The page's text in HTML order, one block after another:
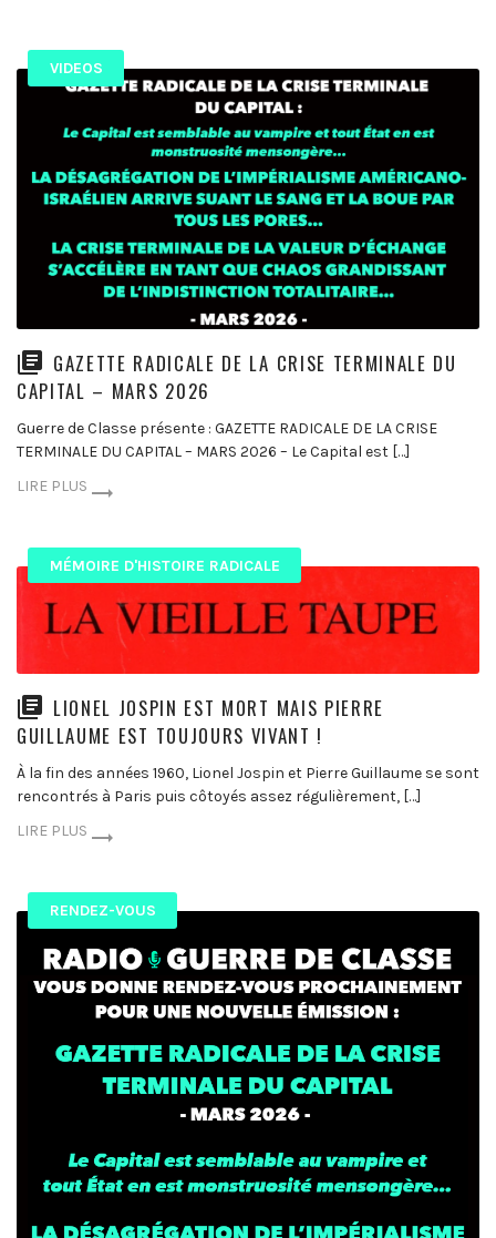
VIDEOS
GAZETTE RADICALE DE LA CRISE TERMINALE DU
CAPITAL – MARS 2026
Guerre de Classe présente : GAZETTE RADICALE DE LA CRISE
TERMINALE DU CAPITAL – MARS 2026 – Le Capital est […]
LIRE PLUS
MÉMOIRE D'HISTOIRE RADICALE
LIONEL JOSPIN EST MORT MAIS PIERRE
GUILLAUME EST TOUJOURS VIVANT !
À la fin des années 1960, Lionel Jospin et Pierre Guillaume se sont
rencontrés à Paris puis côtoyés assez régulièrement, […]
LIRE PLUS
RENDEZ-VOUS